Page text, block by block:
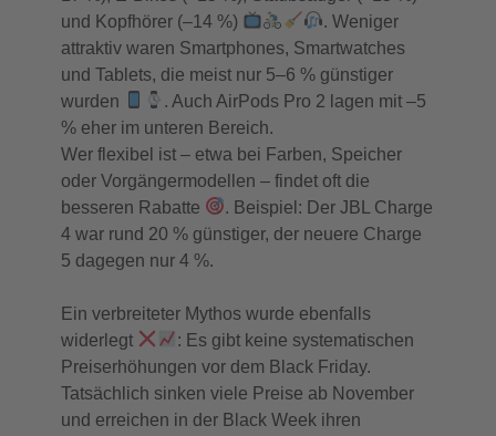
und Kopfhörer (–14 %)
. Weniger
attraktiv waren Smartphones, Smartwatches
und Tablets, die meist nur 5–6 % günstiger
wurden
. Auch AirPods Pro 2 lagen mit –5
% eher im unteren Bereich.
Wer flexibel ist – etwa bei Farben, Speicher
oder Vorgängermodellen – findet oft die
besseren Rabatte
. Beispiel: Der JBL Charge
4 war rund 20 % günstiger, der neuere Charge
5 dagegen nur 4 %.
Ein verbreiteter Mythos wurde ebenfalls
widerlegt
: Es gibt keine systematischen
Preiserhöhungen vor dem Black Friday.
Tatsächlich sinken viele Preise ab November
und erreichen in der Black Week ihren